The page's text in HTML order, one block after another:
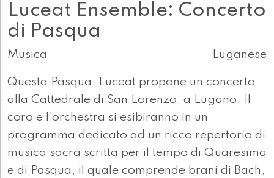
Luceat Ensemble: Concerto
di Pasqua
Musica Luganese
Questa Pasqua, Luceat propone un concerto
alla Cattedrale di San Lorenzo, a Lugano. Il
coro e l'orchestra si esibiranno in un
programma dedicato ad un ricco repertorio di
musica sacra scritta per il tempo di Quaresima
e di Pasqua, il quale comprende brani di Bach,